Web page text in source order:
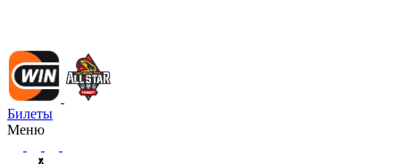
Билеты
Меню